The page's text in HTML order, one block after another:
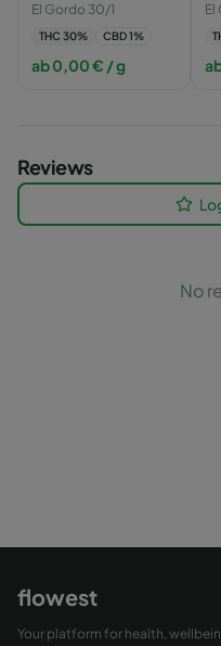
El Gordo 30/1
THC 30% CBD1%
ab0,00€ / g
El
Reviews
No
flowest
Your platform for health,